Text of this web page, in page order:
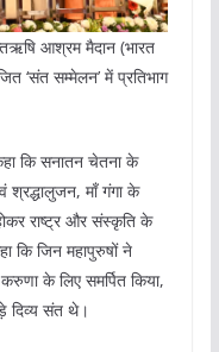
आश्रम मैदान (भारत
‘संत सम्मेलन’ में प्रतिभाग
कि सनातन चेतना के
श्रद्धालुजन, माँ गंगा के
राष्ट्र और संस्कृति के
कि जिन महापुरुषों ने
के लिए समर्पित किया,
दिव्य संत थे।